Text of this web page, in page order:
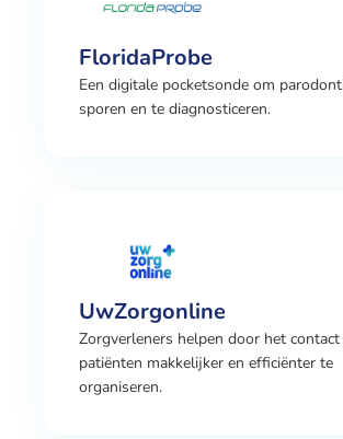
FloridaProbe
Een digitale pocketsonde om
sporen en te diagnosticeren.
UwZorgonline
Zorgverleners helpen door het
patiënten makkelijker en efficiënter te
organiseren.